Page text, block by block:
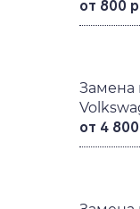
от 800
Замена
от 4